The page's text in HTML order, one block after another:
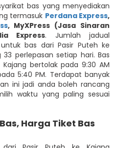
bas yang menyediakan
termasuk Perdana Express,
, MyXPress (Jasa Sinaran
Express. Jumlah jadual
bas dari Pasir Puteh ke
perlepasan setiap hari. Bas
bertolak pada 9:30 AM
5:40 PM. Terdapat banyak
ini jadi anda boleh rancang
waktu yang paling sesuai
Harga Tiket Bas